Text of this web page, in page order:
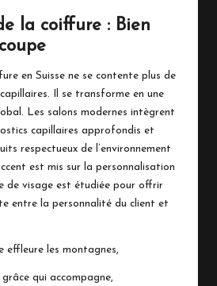
la coiffure : Bien
en Suisse ne se contente plus de
Il se transforme en une
Les salons modernes intègrent
capillaires approfondis et
respectueux de l’environnement
est mis sur la personnalisation
de visage est étudiée pour offrir
entre la personnalité du client et
effleure les montagnes,
qui accompagne,